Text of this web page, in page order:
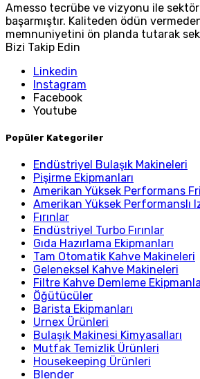
Amesso tecrübe ve vizyonu ile
başarmıştır. Kaliteden ödün
memnuniyetini ön planda tutarak
Bizi Takip Edin
Linkedin
Instagram
Facebook
Youtube
Popüler Kategoriler
Endüstriyel Bulaşık Makineleri
Pişirme Ekipmanları
Amerikan Yüksek Performans
Amerikan Yüksek Performanslı
Fırınlar
Endüstriyel Turbo Fırınlar
Gıda Hazırlama Ekipmanları
Tam Otomatik Kahve Makineleri
Geleneksel Kahve Makineleri
Filtre Kahve Demleme
Öğütücüler
Barista Ekipmanları
Urnex Ürünleri
Bulaşık Makinesi Kimyasalları
Mutfak Temizlik Ürünleri
Housekeeping Ürünleri
Blender